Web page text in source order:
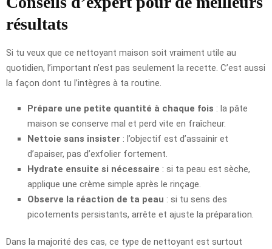
résultats
Si tu veux que ce nettoyant maison soit vraiment utile au
quotidien, l’important n’est pas seulement la recette. C’est aussi
la façon dont tu l’intègres à ta routine.
Prépare une petite quantité à chaque fois : la pâte
maison se conserve mal et perd vite en fraîcheur.
Nettoie sans insister : l’objectif est d’assainir et
d’apaiser, pas d’exfolier fortement.
Hydrate ensuite si nécessaire : si ta peau est sèche,
applique une crème simple après le rinçage.
Observe la réaction de ta peau : si tu sens des
picotements persistants, arrête et ajuste la préparation.
Dans la majorité des cas, ce type de nettoyant est surtout